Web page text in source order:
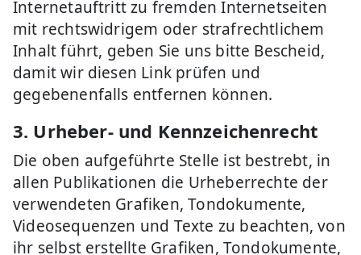
Internetauftritt zu fremden Internetseiten
mit rechtswidrigem oder strafrechtlichem
Inhalt führt, geben Sie uns bitte Bescheid,
damit wir diesen Link prüfen und
gegebenenfalls entfernen können.
3. Urheber- und Kennzeichenrecht
Die oben aufgeführte Stelle ist bestrebt, in
allen Publikationen die Urheberrechte der
verwendeten Grafiken, Tondokumente,
Videosequenzen und Texte zu beachten, von
ihr selbst erstellte Grafiken, Tondokumente,